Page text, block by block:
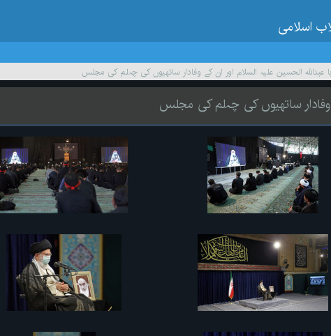
اسلامی
عبداللہ الحسین علیہ السلام اور ان کے وفادار ساتھیوں کی چہلم کی مجلس
وفادار ساتھیوں کی چہلم کی مجلس